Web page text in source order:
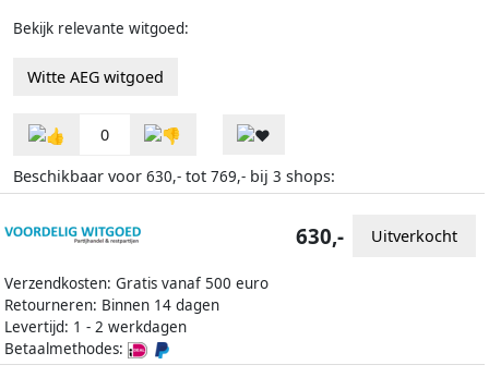
Bekijk relevante witgoed:
Witte AEG witgoed
0
Beschikbaar voor 630,- tot 769,- bij 3 shops:
Verzendkosten: Gratis vanaf 500 euro
Retourneren: Binnen 14 dagen
Levertijd: 1 - 2 werkdagen
Betaalmethodes:
630,- Uitverkocht